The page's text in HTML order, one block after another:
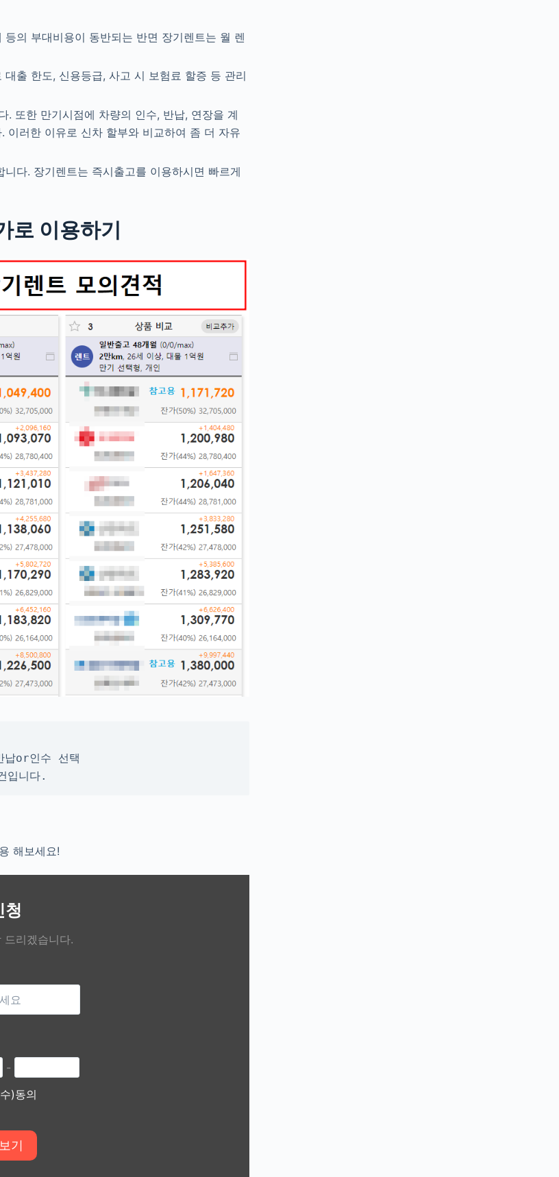
의 부대비용이 동반되는 반면 장기렌트는 월 렌
출 한도, 신용등급, 사고 시 보험료 할증 등 관리
또한 만기시점에 차량의 인수, 반납, 연장을 계
이러한 이유로 신차 할부와 비교하여 좀 더 자유
다. 장기렌트는 즉시출고를 이용하시면 빠르게
로 이용하기
or인수 선택
입니다.
해보세요!
청
드리겠습니다.
-
)동의